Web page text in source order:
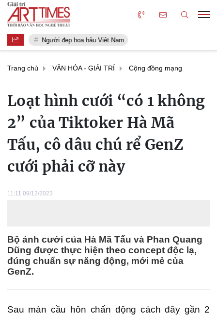
Người đẹp hoa hậu Việt Nam
Trang chủ VĂN HÓA - GIẢI TRÍ Cộng đồng mạng
Loạt hình cưới “có 1 không
2” của Tiktoker Hà Mã
Tấu, cô dâu chú rể GenZ
cưới phải cỡ này
11:11 09/12/2023
Bộ ảnh cưới của Hà Mã Tấu và Phan Quang
Dũng được thực hiện theo concept độc lạ,
đúng chuẩn sự năng động, mới mẻ của
GenZ.
Sau màn cầu hôn chấn động cách đây gần 2